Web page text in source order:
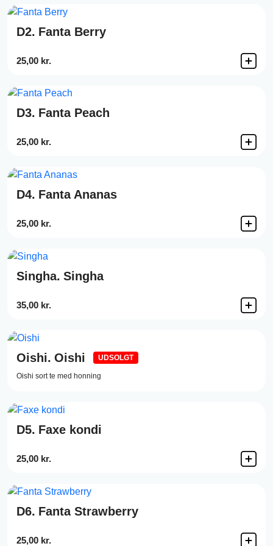
D2. Fanta Berry
25,00 kr.
D3. Fanta Peach
25,00 kr.
D4. Fanta Ananas
25,00 kr.
Singha. Singha
35,00 kr.
Oishi. Oishi UDSOLGT
Oishi sort te med honning
D5. Faxe kondi
25,00 kr.
D6. Fanta Strawberry
25,00 kr.